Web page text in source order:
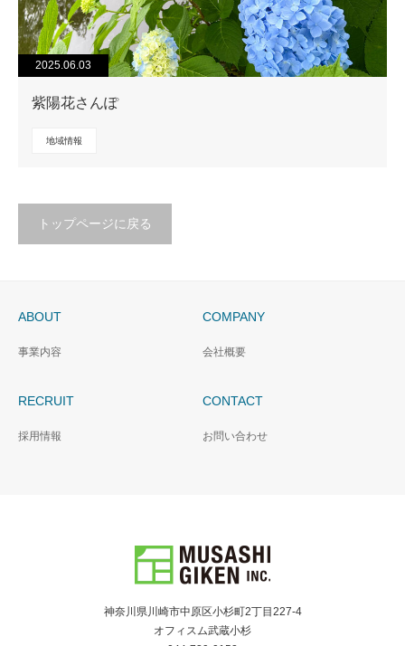
2025.06.03
紫陽花さんぽ
地域情報
トップページに戻る
ABOUT
事業内容
COMPANY
会社概要
RECRUIT
採用情報
CONTACT
お問い合わせ
神奈川県川崎市中原区小杉町2丁目227-4
オフィスム武蔵小杉